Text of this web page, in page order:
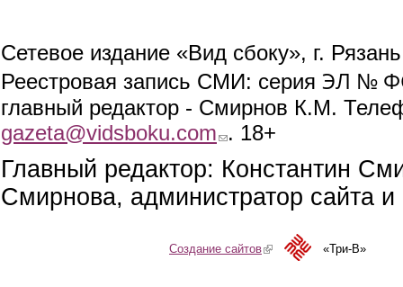
Сетевое издание «Вид сбоку», г.
Реестровая запись СМИ: серия ЭЛ №
главный редактор - Смирнов К.М.
gazeta@vidsboku.com (link sends e-mail)
. 18+
Главный редактор: Константин
Смирнова, администратор сайта
Создание сайтов(link is external)«Три-В»